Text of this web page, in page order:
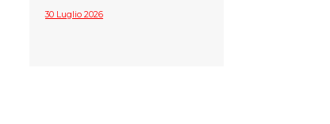
30 Luglio 2026